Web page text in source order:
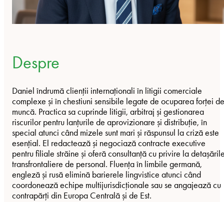
Despre
Daniel îndrumă clienții internaționali în litigii comerciale
complexe și în chestiuni sensibile legate de ocuparea forței de
muncă. Practica sa cuprinde litigii, arbitraj și gestionarea
riscurilor pentru lanțurile de aprovizionare și distribuție, în
special atunci când mizele sunt mari și răspunsul la criză este
esențial. El redactează și negociază contracte executive
pentru filiale străine și oferă consultanță cu privire la
transfrontaliere de personal. Fluența în limbile germană,
engleză și rusă elimină barierele lingvistice atunci când
coordonează echipe multijurisdicționale sau se angajează cu
contrapărți din Europa Centrală și de Est.